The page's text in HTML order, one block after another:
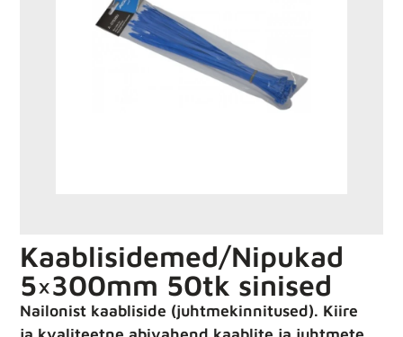
Kaablisidemed/Nipukad
5×300mm 50tk sinised
Nailonist kaabliside (juhtmekinnitused). Kiire